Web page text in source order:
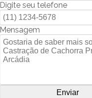
Digite seu telefone
Mensagem